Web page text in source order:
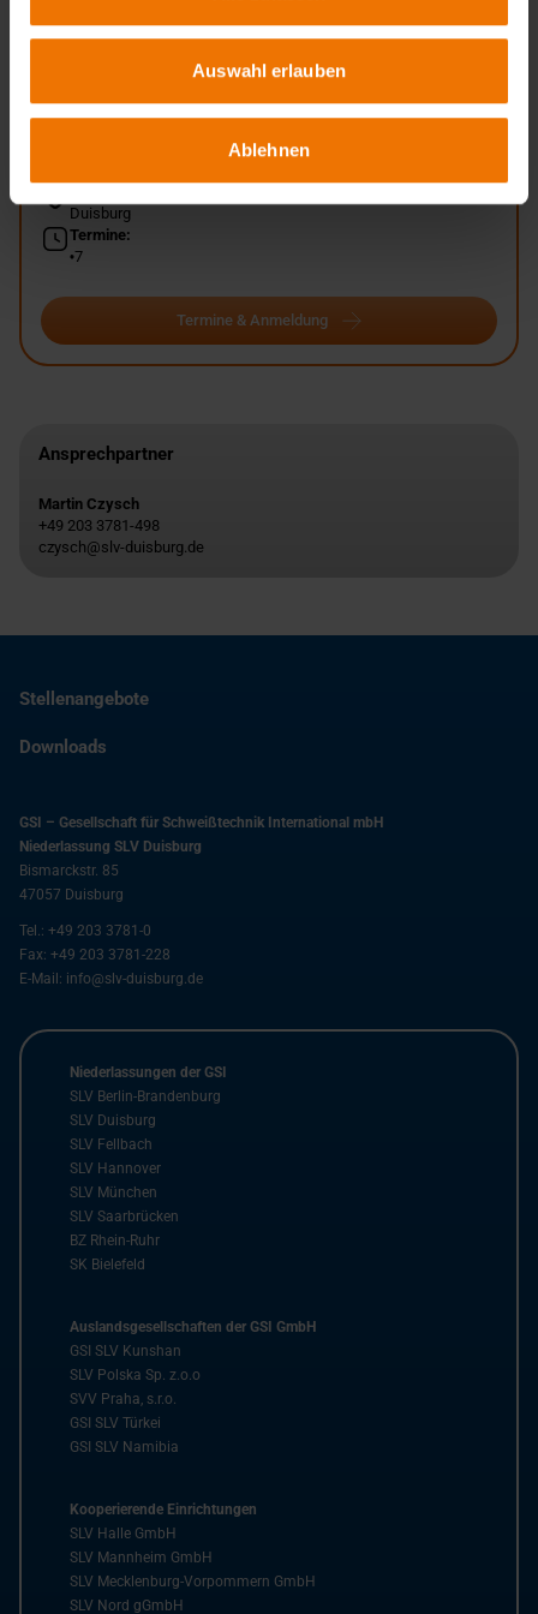
Auswahl erlauben
Ablehnen
Übersicht
Duisburg
Termine:
7
Termine & Anmeldung
Ansprechpartner
Martin Czysch
+49 203 3781-498
czysch@slv-duisburg.de
Stellenangebote
Downloads
GSI – Gesellschaft für Schweißtechnik International mbH
Niederlassung SLV Duisburg
Bismarckstr. 85
47057 Duisburg
Tel.: +49 203 3781-0
Fax: +49 203 3781-228
E-Mail: info@slv-duisburg.de
Niederlassungen der GSI
SLV Berlin-Brandenburg
SLV Duisburg
SLV Fellbach
SLV Hannover
SLV München
SLV Saarbrücken
BZ Rhein-Ruhr
SK Bielefeld
Auslandsgesellschaften der GSI GmbH
GSI SLV Kunshan
SLV Polska Sp. z.o.o
SVV Praha, s.r.o.
GSI SLV Türkei
GSI SLV Namibia
Kooperierende Einrichtungen
SLV Halle GmbH
SLV Mannheim GmbH
SLV Mecklenburg-Vorpommern GmbH
SLV Nord gGmbH